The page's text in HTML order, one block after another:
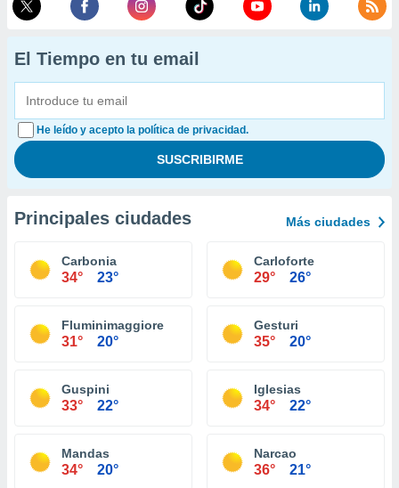
El Tiempo en tu email
He leído y acepto la política de privacidad.
Principales ciudades Más ciudades
Carbonia
34° 23°
Carloforte
29° 26°
Fluminimaggiore
31° 20°
Gesturi
35° 20°
Guspini
33° 22°
Iglesias
34° 22°
Mandas
34° 20°
Narcao
36° 21°